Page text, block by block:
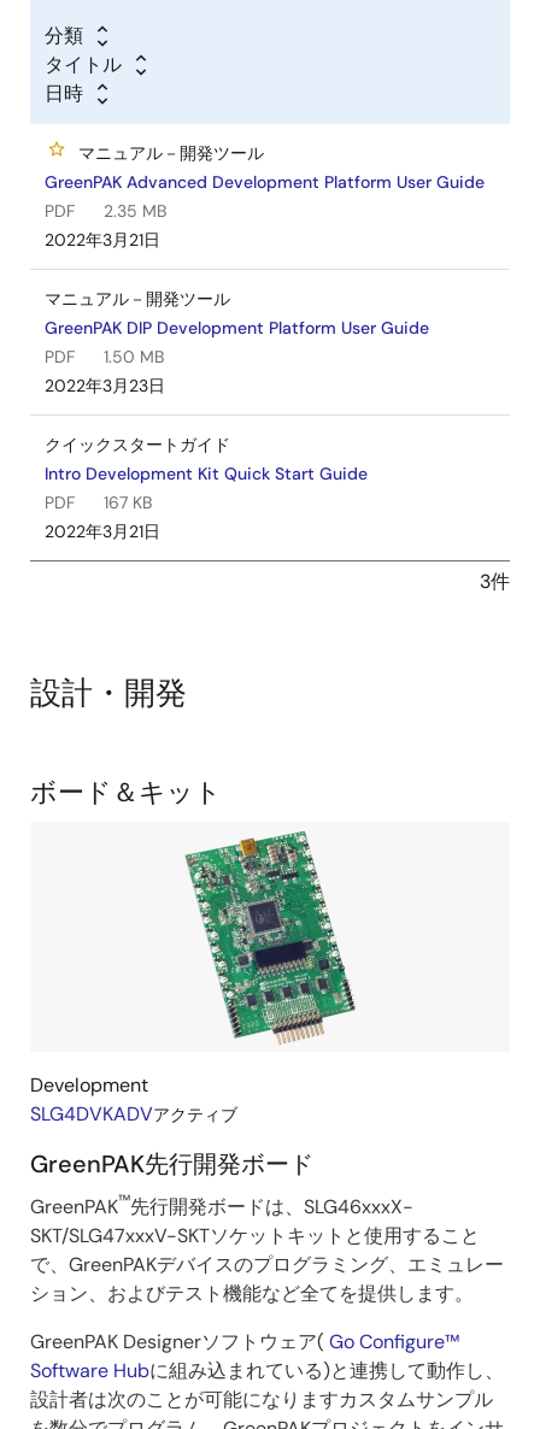
分類
タイトル
日時
マニュアル－開発ツール
GreenPAK Advanced Development Platform User Guide
PDF
2.35 MB
2022年3月21日
マニュアル－開発ツール
GreenPAK DIP Development Platform User Guide
PDF
1.50 MB
2022年3月23日
クイックスタートガイド
Intro Development Kit Quick Start Guide
PDF
167 KB
2022年3月21日
3件
設計・開発
関
ボード＆キット
Development
SLG4DVKADVアクティブ
GreenPAK先行開発ボード
GreenPAK™先行開発ボードは、SLG46xxxX-
SKT/SLG47xxxV-SKTソケットキットと使用すること
で、GreenPAKデバイスのプログラミング、エミュレー
ション、およびテスト機能など全てを提供します。
GreenPAK Designerソフトウェア(Go Configure™
Software Hubに組み込まれている)と連携して動作し、
設計者は次のことが可能になりますカスタムサンプル